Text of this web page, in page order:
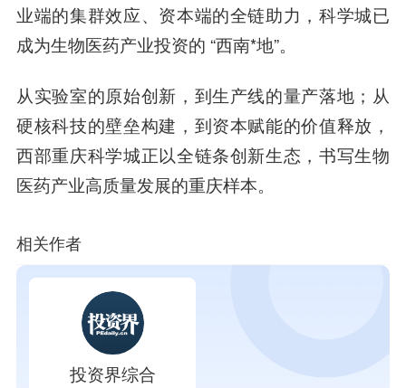
业端的集群效应、资本端的全链助力，科学城已
成为生物医药产业投资的 “西南*地”。
从实验室的原始创新，到生产线的量产落地；从
硬核科技的壁垒构建，到资本赋能的价值释放，
西部重庆科学城正以全链条创新生态，书写生物
医药产业高质量发展的重庆样本。
相关作者
投资界综合